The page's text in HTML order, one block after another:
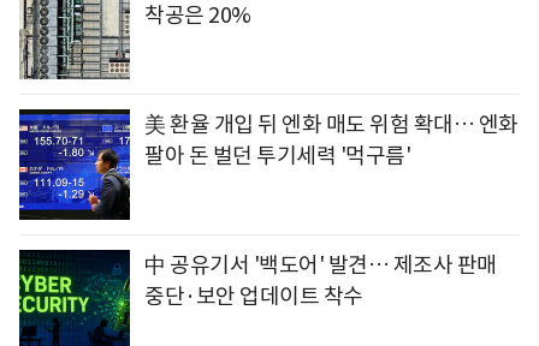
착공은 20%
美 환율 개입 뒤 엔화 매도 위험 확대… 엔화
팔아 돈 벌던 투기세력 '먹구름'
中 공유기서 '백도어' 발견… 제조사 판매
중단·보안 업데이트 착수